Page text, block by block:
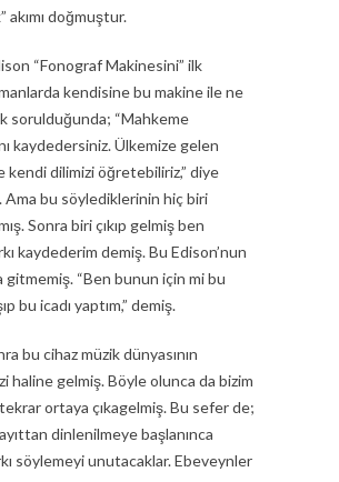
akımı doğmuştur.
“Fonograf Makinesini” ilk
kendisine bu makine ile ne
sorulduğunda; “Mahkeme
kaydedersiniz. Ülkemize gelen
kendi dilimizi öğretebiliriz,” diye
Ama bu söylediklerinin hiç biri
Sonra biri çıkıp gelmiş ben
kaydederim demiş. Bu Edison’nun
gitmemiş. “Ben bunun için mi bu
bu icadı yaptım,” demiş.
bu cihaz müzik dünyasının
haline gelmiş. Böyle olunca da bizim
tekrar ortaya çıkagelmiş. Bu sefer de;
dinlenilmeye başlanınca
söylemeyi unutacaklar. Ebeveynler